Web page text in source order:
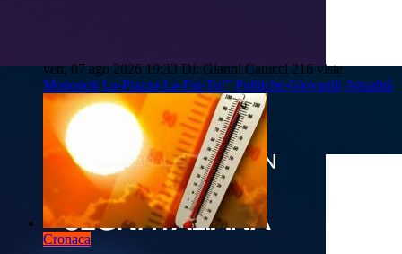
ven, 07 ago 2026 19:33 Di: Gianni Catucci 216 viste
Monopoli La-Piazza-La-Fai-Tu!” Politiche-Giovanili Attualità
Cronaca